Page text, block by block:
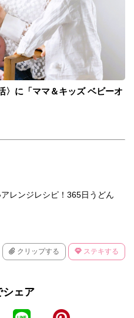
〉に「ママ＆キッズ ベビーオ
レンジレシピ！365日うどん
クリップする ステキする
シェア